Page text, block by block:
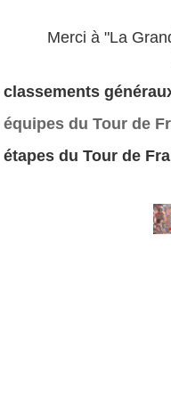
Merci à "La
classements
équipes du Tour de
étapes du Tour de